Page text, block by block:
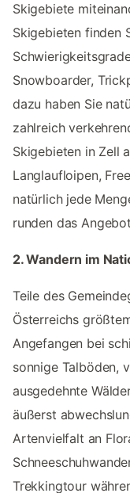
Skigebiete
Skigebieten finden
Snowboarder,
dazu haben Sie
zahlreich
Skigebieten in Zell
Langlaufloipen,
natürlich jede
runden das
2. Wandern im
Teile des
Österreichs
Angefangen bei
sonnige Talböden,
ausgedehnte
äußerst
Artenvielfalt an
Trekkingtour